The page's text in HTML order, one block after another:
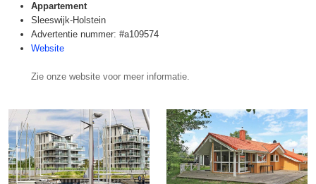
Appartement
Sleeswijk-Holstein
Advertentie nummer: #a109574
Website
Zie onze website voor meer informatie.